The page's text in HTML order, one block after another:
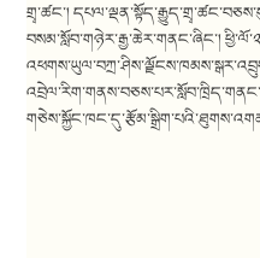
གྲྭ་ཚང་།
བསམ་སློབ་གཉེར་རྒྱ་ཆེར་གནང་ཞིང་།